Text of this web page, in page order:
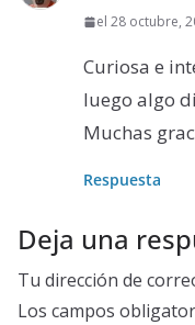
el 28 octubre,
Curiosa e
luego algo
Muchas
Respuesta
Deja una
Tu dirección de
Los campos